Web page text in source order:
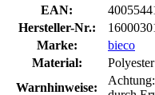
EAN:
Hersteller-Nr.:
Marke:
bieco
Material:
Polyester
Warnhinweise: